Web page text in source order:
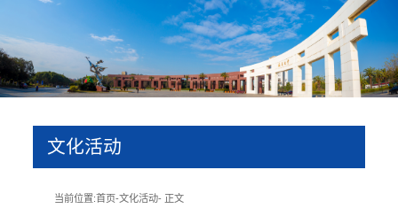
文化活动
当前位置:首页-文化活动- 正文